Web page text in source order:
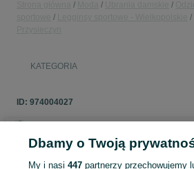
KATEGORIA
ID: 974004027
Zaloguj się lub załóż konto na OLX,
Dbamy o Twoją
My i nasi447 partnerzy przechowujemy